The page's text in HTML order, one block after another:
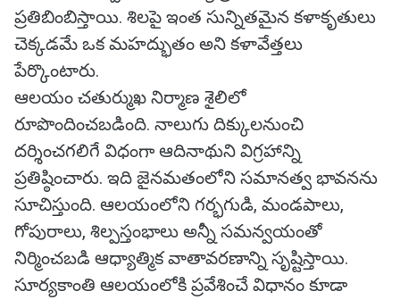
ప్రతిబింబిస్తాయి. శిలపై ఇంత సున్నితమైన కళాకృతులు
చెక్కడమే ఒక మహద్భుతం అని కళావేత్తలు
పేర్కొంటారు.
ఆలయం చతుర్ముఖ నిర్మాణ శైలిలో
రూపొందించబడింది. నాలుగు దిక్కులనుంచి
దర్శించగలిగే విధంగా ఆదినాథుని విగ్రహాన్ని
ప్రతిష్ఠించారు. ఇది జైనమతంలోని సమానత్వ భావనను
సూచిస్తుంది. ఆలయంలోని గర్భగుడి, మండపాలు,
గోపురాలు, శిల్పస్తంభాలు అన్నీ సమన్వయంతో
నిర్మించబడి ఆధ్యాత్మిక వాతావరణాన్ని సృష్టిస్తాయి.
సూర్యకాంతి ఆలయంలోకి ప్రవేశించే విధానం కూడా